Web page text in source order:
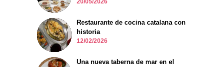
20/05/2026
Restaurante de cocina catalana con
historia
12/02/2026
Una nueva taberna de mar en el